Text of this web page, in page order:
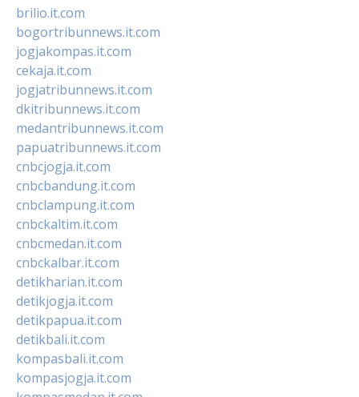
brilio.it.com
bogortribunnews.it.com
jogjakompas.it.com
cekaja.it.com
jogjatribunnews.it.com
dkitribunnews.it.com
medantribunnews.it.com
papuatribunnews.it.com
cnbcjogja.it.com
cnbcbandung.it.com
cnbclampung.it.com
cnbckaltim.it.com
cnbcmedan.it.com
cnbckalbar.it.com
detikharian.it.com
detikjogja.it.com
detikpapua.it.com
detikbali.it.com
kompasbali.it.com
kompasjogja.it.com